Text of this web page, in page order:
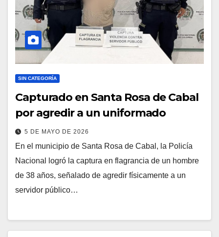
SIN CATEGORÍA
Capturado en Santa Rosa de Cabal
por agredir a un uniformado
5 DE MAYO DE 2026
En el municipio de Santa Rosa de Cabal, la Policía
Nacional logró la captura en flagrancia de un hombre
de 38 años, señalado de agredir físicamente a un
servidor público…